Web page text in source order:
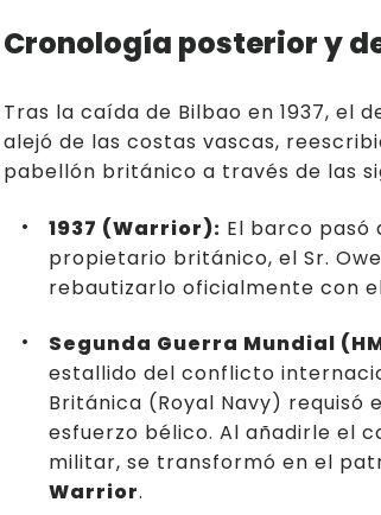
Cronología posterior y
Tras la caída de Bilbao en 1937, el
alejó de las costas vascas,
pabellón británico a través de las
1937 (Warrior): El barco pasó
propietario británico, el Sr.
rebautizarlo oficialmente con
Segunda Guerra Mundial
estallido del conflicto
Británica (Royal Navy) requisó
esfuerzo bélico. Al añadirle el
militar, se transformó en el
Warrior.